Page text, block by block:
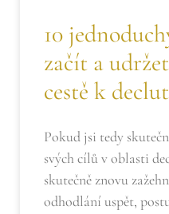
10
začít a
cestě k
Pokud jsi tedy
svých cílů v oblasti
skutečně znovu
odhodlání uspět,